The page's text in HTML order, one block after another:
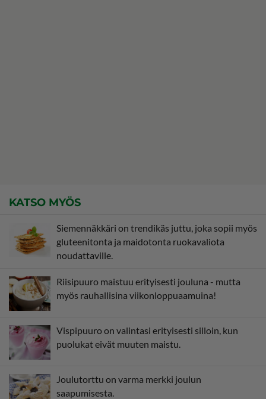
KATSO MYÖS
Siemennäkkäri on trendikäs juttu, joka sopii myös
gluteenitonta ja maidotonta ruokavaliota
noudattaville.
Riisipuuro maistuu erityisesti jouluna - mutta
myös rauhallisina viikonloppuaamuina!
Vispipuuro on valintasi erityisesti silloin, kun
puolukat eivät muuten maistu.
Joulutorttu on varma merkki joulun
saapumisesta.